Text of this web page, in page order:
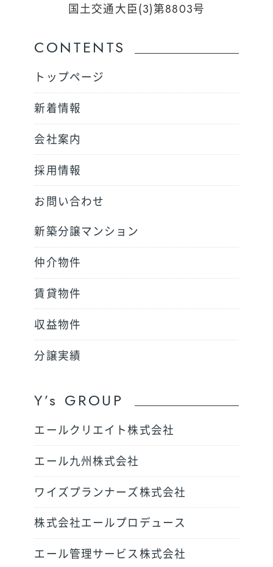
国土交通大臣(3)第8803号
CONTENTS
トップページ
新着情報
会社案内
採用情報
お問い合わせ
新築分譲マンション
仲介物件
賃貸物件
収益物件
分譲実績
Y’s GROUP
エールクリエイト株式会社
エール九州株式会社
ワイズプランナーズ株式会社
株式会社エールプロデュース
エール管理サービス株式会社